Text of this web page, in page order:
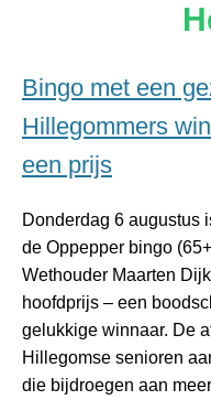
Bingo met een
Hillegommers
een prijs
Donderdag 6 augustus
de Oppepper bingo
Wethouder Maarten
hoofdprijs – een
gelukkige winnaar. De
Hillegomse senioren
die bijdroegen aan